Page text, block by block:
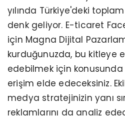
yılında Türkiye'deki
denk geliyor. E-ticaret
için Magna Dijital
kurduğunuzda, bu kitleye
edebilmek için
erişim elde edeceksiniz.
medya stratejinizin yanı
reklamlarını da analiz